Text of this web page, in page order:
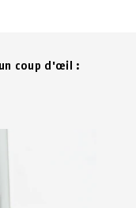
un coup d'œil :